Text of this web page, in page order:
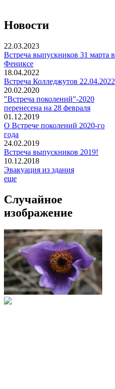
Новости
22.03.2023
Встреча выпускников 31 марта в
Фениксе
18.04.2022
Встреча Колледжутов 22.04.2022
20.02.2020
"Встреча поколений"-2020
перенесена на 28 февраля
01.12.2019
О Встрече поколений 2020-го
года
24.02.2019
Встреча выпускников 2019!
10.12.2018
Эвакуация из здания
еще
Случайное
изображение